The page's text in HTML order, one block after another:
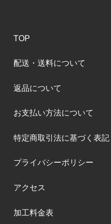
TOP
配送・送料について
返品について
お支払い方法について
特定商取引法に基づく表記
プライバシーポリシー
アクセス
加工料金表